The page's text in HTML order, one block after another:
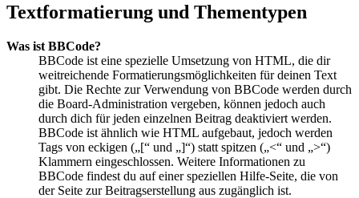
Textformatierung und Thementypen
Was ist BBCode?
BBCode ist eine spezielle Umsetzung von HTML, die dir
weitreichende Formatierungsmöglichkeiten für deinen Text
gibt. Die Rechte zur Verwendung von BBCode werden durch
die Board-Administration vergeben, können jedoch auch
durch dich für jeden einzelnen Beitrag deaktiviert werden.
BBCode ist ähnlich wie HTML aufgebaut, jedoch werden
Tags von eckigen („[“ und „]“) statt spitzen („<“ und „>“)
Klammern eingeschlossen. Weitere Informationen zu
BBCode findest du auf einer speziellen Hilfe-Seite, die von
der Seite zur Beitragserstellung aus zugänglich ist.